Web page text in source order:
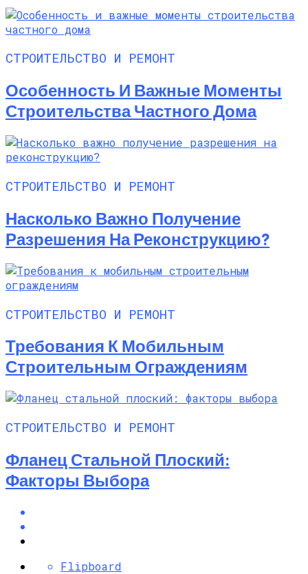
СТРОИТЕЛЬСТВО И РЕМОНТ
Особенность И Важные Моменты
Строительства Частного Дома
СТРОИТЕЛЬСТВО И РЕМОНТ
Насколько Важно Получение
Разрешения На Реконструкцию?
СТРОИТЕЛЬСТВО И РЕМОНТ
Требования К Мобильным
Строительным Ограждениям
СТРОИТЕЛЬСТВО И РЕМОНТ
Фланец Стальной Плоский:
Факторы Выбора
Flipboard